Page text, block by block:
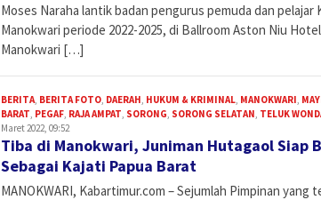
Moses Naraha lantik badan pengurus pemuda dan pelajar
Manokwari periode 2022-2025, di Ballroom Aston Niu Hotel
Manokwari […]
BERITA, BERITA FOTO, DAERAH, HUKUM & KRIMINAL, MANOKWARI,
BARAT, PEGAF, RAJA AMPAT, SORONG, SORONG SELATAN, TELUK
Maret 2022, 09:52
Tiba di Manokwari, Juniman Hutagaol Siap
Sebagai Kajati Papua Barat
MANOKWARI, Kabartimur.com – Sejumlah Pimpinan yang